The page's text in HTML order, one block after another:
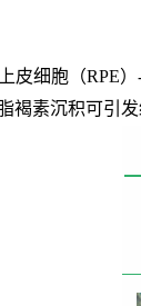
皮细胞（RPE
褐素沉积可引发